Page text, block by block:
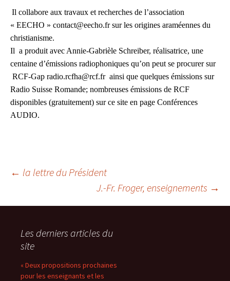
Il collabore aux travaux et recherches de l’association
« EECHO » contact@eecho.fr sur les origines araméennes du
christianisme.
Il a produit avec Annie-Gabrièle Schreiber, réalisatrice, une
centaine d’émissions radiophoniques qu’on peut se procurer sur
RCF-Gap radio.rcfha@rcf.fr ainsi que quelques émissions sur
Radio Suisse Romande; nombreuses émissions de RCF
disponibles (gratuitement) sur ce site en page Conférences
AUDIO.
Navigation
des
articles
← la lettre du Président
J.-Fr. Froger, enseignements →
Les derniers articles du
site
« Deux propositions prochaines
pour les enseignants et les